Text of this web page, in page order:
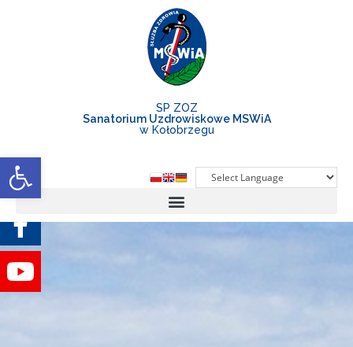
Otwórz pasek narzędzi
SP ZOZ
Sanatorium Uzdrowiskowe MSWiA
w Kołobrzegu